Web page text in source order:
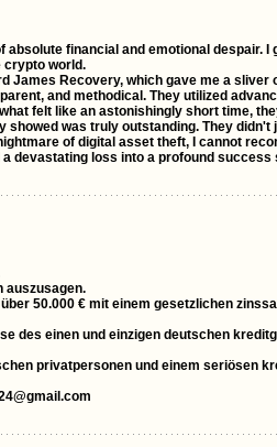
financial and emotional despair. I
crypto world.
Recovery, which gave me a sliver
and methodical. They utilized
felt like an astonishingly short time,
was truly outstanding. They
of digital asset theft, I cannot
devastating loss into a profound success
auszusagen.
50.000 € mit einem gesetzlichen
des einen und einzigen deutschen
privatpersonen und einem seriösen